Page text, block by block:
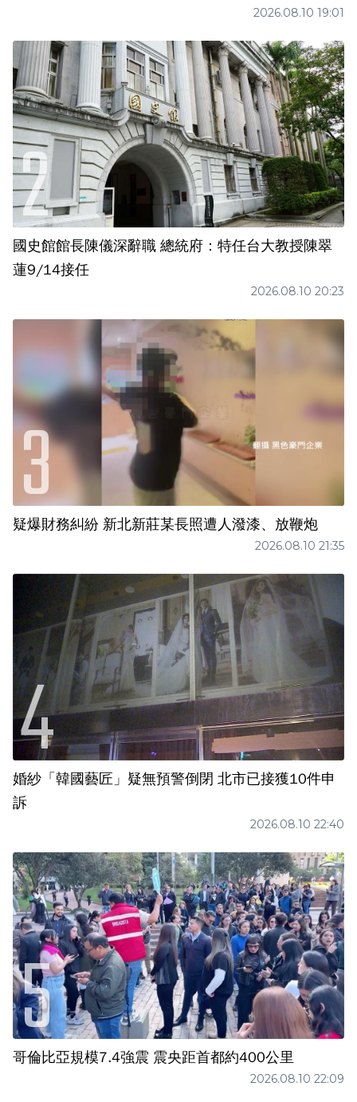
2026.08.10 19:01
國史館館長陳儀深辭職 總統府：特任台大教授陳翠
蓮9/14接任
2026.08.10 20:23
疑爆財務糾紛 新北新莊某長照遭人潑漆、放鞭炮
2026.08.10 21:35
婚紗「韓國藝匠」疑無預警倒閉 北市已接獲10件申
訴
2026.08.10 22:40
哥倫比亞規模7.4強震 震央距首都約400公里
2026.08.10 22:09